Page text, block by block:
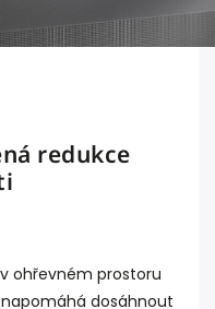
redukce
ohřevném prostoru
dosáhnout